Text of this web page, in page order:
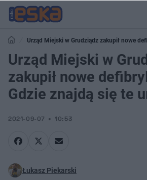
Urząd Miejski w Grudziądz zakupił nowe
urządzenia?
Urząd Miejski w
zakupił nowe
Gdzie znajdą się te
2021-09-07 10:53
Łukasz Piekarski